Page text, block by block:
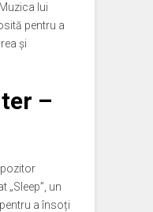
lui
pentru a
și
–
„Sleep”, un
a însoți